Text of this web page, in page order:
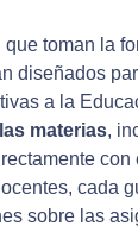
que toman la
diseñados
a la
materias,
con
cada
sobre las